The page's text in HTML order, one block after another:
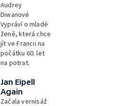
Audrey
Diwanové
Vypráví o mladé
ženě, která chce
jít ve Francii na
počátku 60. let
na potrat.
Jan Eipell
Again
Začala vernisáž